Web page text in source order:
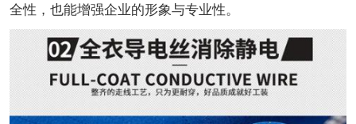
全性，也能增强企业的形象与专业性。